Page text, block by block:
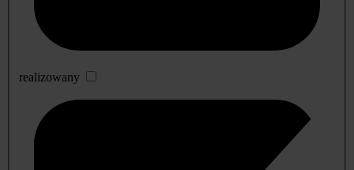
realizowany